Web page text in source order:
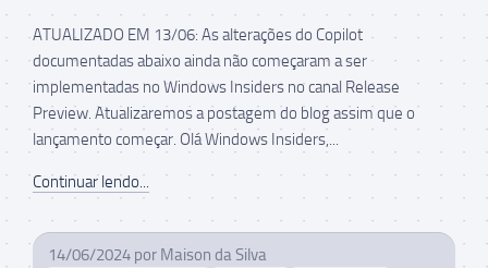
ATUALIZADO EM 13/06: As alterações do Copilot
documentadas abaixo ainda não começaram a ser
implementadas no Windows Insiders no canal Release
Preview. Atualizaremos a postagem do blog assim que o
lançamento começar. Olá Windows Insiders,...
Continuar lendo...
14/06/2024 por Maison da Silva